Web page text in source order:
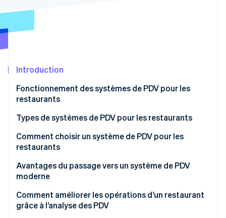
Prévention de la fraude
Climate
Identity
Vérification de l'identité
Stripe Sessions 2026
Découvrez comment Stripe construit l’infrastructure
Introduction
Fonctionnement des systèmes de PDV pour les
restaurants
Types de systèmes de PDV pour les restaurants
Comment choisir un système de PDV pour les
restaurants
Avantages du passage vers un système de PDV
moderne
Comment améliorer les opérations d’un restaurant
grâce à l’analyse des PDV